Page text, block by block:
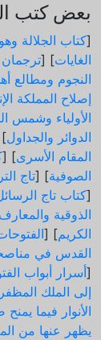
بعض كتب
[كتاب الجلالة
الغايات] [ترجمان
النجوم ومطالع
إصلاح المملكة
الأولياء وشمس
الدوائر والجداول
المقام الأسرى] [
الصوفية] [تاج
[كتاب تاج
الذوقية
الكريم] [
القدس في
[أسرار أبواب
إلى الملك المظفر
الأنوار فيما
يظهر عنها من